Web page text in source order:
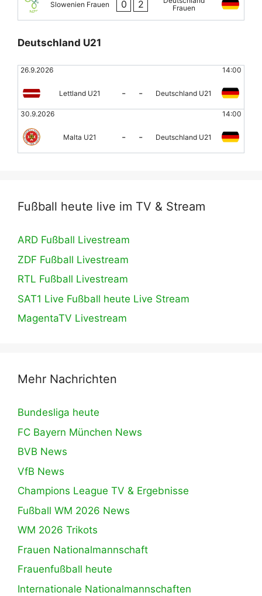
Slowenien Frauen 0 2
Frauen
Deutschland U21
26.9.2026 14:00
Lettland U21 - - Deutschland U21
30.9.2026 14:00
Malta U21 - - Deutschland U21
Fußball heute live im TV & Stream
ARD Fußball Livestream
ZDF Fußball Livestream
RTL Fußball Livestream
SAT1 Live Fußball heute Live Stream
MagentaTV Livestream
Mehr Nachrichten
Bundesliga heute
FC Bayern München News
BVB News
VfB News
Champions League TV & Ergebnisse
Fußball WM 2026 News
WM 2026 Trikots
Frauen Nationalmannschaft
Frauenfußball heute
Internationale Nationalmannschaften